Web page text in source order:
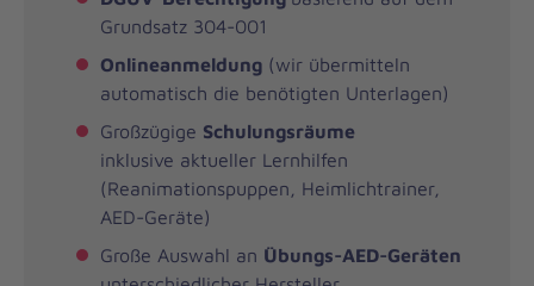
Grundsatz 304-001
Onlineanmeldung (wir übermitteln
automatisch die benötigten Unterlagen)
Großzügige Schulungsräume
inklusive aktueller Lernhilfen
(Reanimationspuppen, Heimlichtrainer,
AED-Geräte)
Große Auswahl an Übungs-AED-Geräten